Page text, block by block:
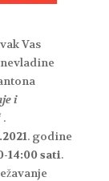
Vas
i
.
. godine
14:00 sati.